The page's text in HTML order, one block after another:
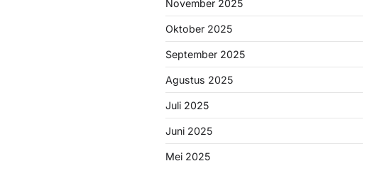
November 2025
Oktober 2025
September 2025
Agustus 2025
Juli 2025
Juni 2025
Mei 2025